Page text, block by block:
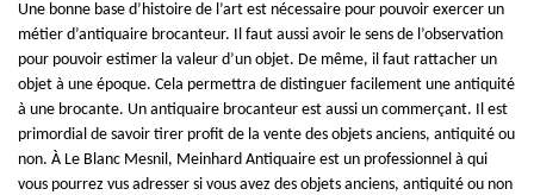
Une bonne base d’histoire de l’art est nécessaire pour pouvoir exercer un
métier d’antiquaire brocanteur. Il faut aussi avoir le sens de l’observation
pour pouvoir estimer la valeur d’un objet. De même, il faut rattacher un
objet à une époque. Cela permettra de distinguer facilement une antiquité
à une brocante. Un antiquaire brocanteur est aussi un commerçant. Il est
primordial de savoir tirer profit de la vente des objets anciens, antiquité ou
non. À Le Blanc Mesnil, Meinhard Antiquaire est un professionnel à qui
vous pourrez vus adresser si vous avez des objets anciens, antiquité ou non